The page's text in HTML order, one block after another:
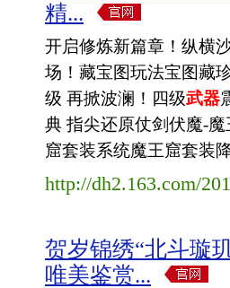
精...
开启修炼新篇章！纵横
场！藏宝图玩法宝图藏
级 再掀波澜！四级武器
典 指尖还原仗剑伏魔-
窟套装系统魔王窟套装
http://dh2.163.com/
贺岁锦绣“北斗璇
唯美鉴赏...